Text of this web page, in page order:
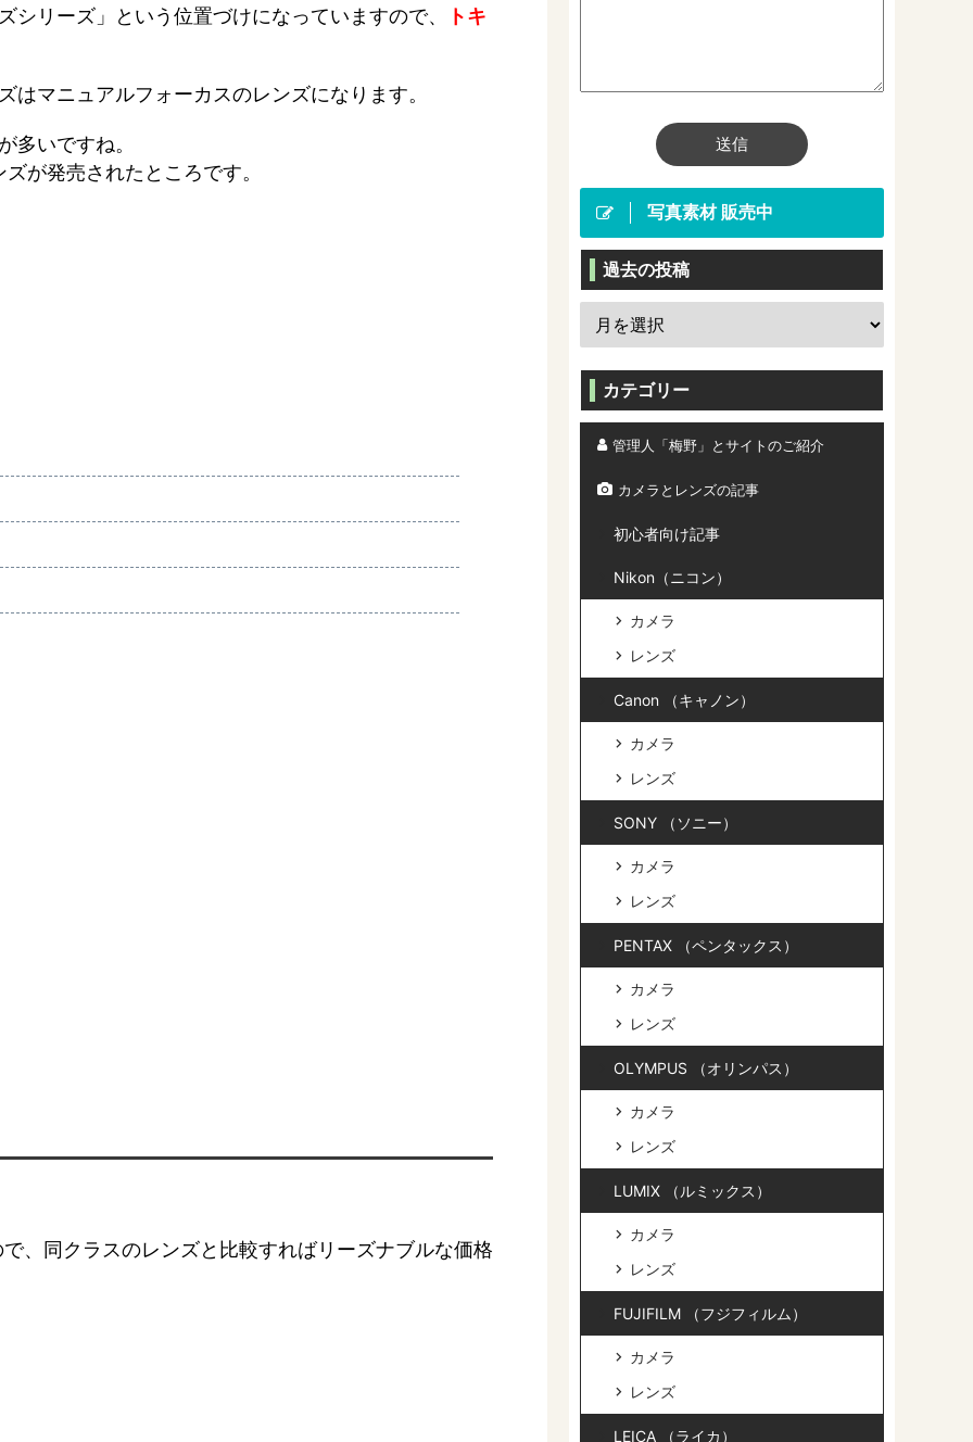
リーズ」という位置づけになっていますので、
トキ
マニュアルフォーカスのレンズになります。
多いですね。
が発売されたところです。
、同クラスのレンズと比較すればリーズナブルな価格
写真素材 販売中
過去の投稿
カテゴリー
管理人「梅野」とサイトのご紹介
カメラとレンズの記事
初心者向け記事
Nikon（ニコン）
カメラ
レンズ
Canon （キャノン）
カメラ
レンズ
SONY （ソニー）
カメラ
レンズ
PENTAX （ペンタックス）
カメラ
レンズ
OLYMPUS （オリンパス）
カメラ
レンズ
LUMIX （ルミックス）
カメラ
レンズ
FUJIFILM （フジフィルム）
カメラ
レンズ
LEICA （ライカ）